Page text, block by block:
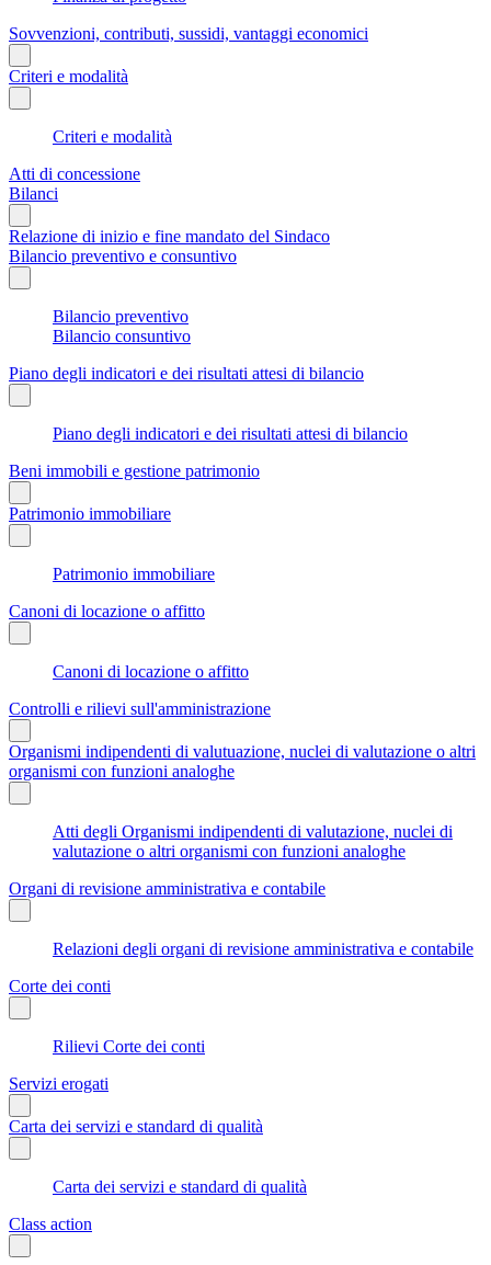
Sovvenzioni, contributi, sussidi, vantaggi economici
Criteri e modalità
Criteri e modalità
Atti di concessione
Bilanci
Relazione di inizio e fine mandato del Sindaco
Bilancio preventivo e consuntivo
Bilancio preventivo
Bilancio consuntivo
Piano degli indicatori e dei risultati attesi di bilancio
Piano degli indicatori e dei risultati attesi di bilancio
Beni immobili e gestione patrimonio
Patrimonio immobiliare
Patrimonio immobiliare
Canoni di locazione o affitto
Canoni di locazione o affitto
Controlli e rilievi sull'amministrazione
Organismi indipendenti di valutuazione, nuclei di valutazione o altri
organismi con funzioni analoghe
Atti degli Organismi indipendenti di valutazione, nuclei di
valutazione o altri organismi con funzioni analoghe
Organi di revisione amministrativa e contabile
Relazioni degli organi di revisione amministrativa e contabile
Corte dei conti
Rilievi Corte dei conti
Servizi erogati
Carta dei servizi e standard di qualità
Carta dei servizi e standard di qualità
Class action